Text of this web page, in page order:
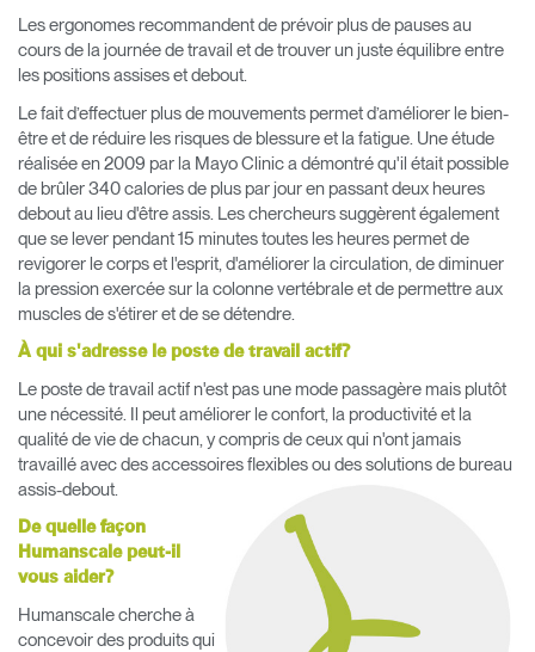
Les ergonomes recommandent de prévoir plus de pauses au
cours de la journée de travail et de trouver un juste équilibre entre
les positions assises et debout.
Le fait d’effectuer plus de mouvements permet d’améliorer le bien-
être et de réduire les risques de blessure et la fatigue. Une étude
réalisée en 2009 par la Mayo Clinic a démontré qu'il était possible
de brûler 340 calories de plus par jour en passant deux heures
debout au lieu d'être assis. Les chercheurs suggèrent également
que se lever pendant 15 minutes toutes les heures permet de
revigorer le corps et l'esprit, d'améliorer la circulation, de diminuer
la pression exercée sur la colonne vertébrale et de permettre aux
muscles de s'étirer et de se détendre.
À qui s'adresse le poste de travail actif?
Le poste de travail actif n'est pas une mode passagère mais plutôt
une nécessité. Il peut améliorer le confort, la productivité et la
qualité de vie de chacun, y compris de ceux qui n'ont jamais
travaillé avec des accessoires flexibles ou des solutions de bureau
assis-debout.
De quelle façon
Humanscale peut-il
vous aider?
Humanscale cherche à
concevoir des produits qui